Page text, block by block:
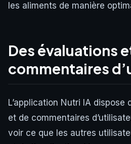
les aliments de manière
Des évaluations
commentaires
L’application Nutri IA dispose
et de commentaires
voir ce que les autres